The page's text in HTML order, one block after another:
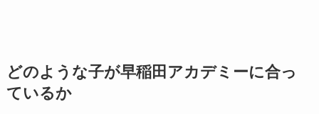
どのような子が早稲田アカデミーに合っ
ているか